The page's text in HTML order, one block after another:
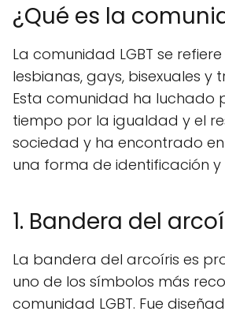
¿Qué es la
La comunidad LGBT se
lesbianas, gays, bisexuales y
Esta comunidad ha luchado
tiempo por la igualdad y el
sociedad y ha encontrado
una forma de identificación y
1. Bandera del
La bandera del arcoíris es
uno de los símbolos más
comunidad LGBT. Fue